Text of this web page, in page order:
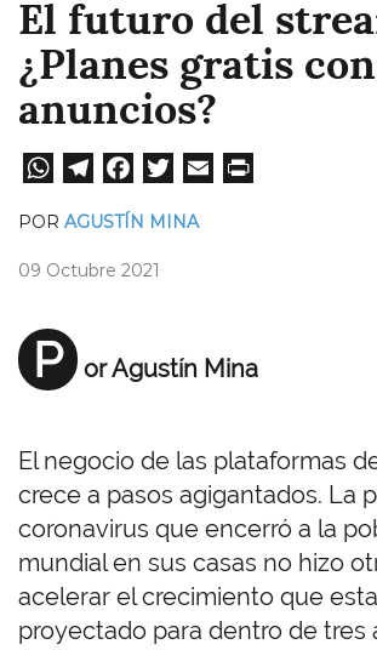
El futuro del
¿Planes gratis con
anuncios?
W
A
pp
Te
a
Fa
ok
POR AGUSTÍN MINA
09 Octubre 2021
P or Agustín Mina
El negocio de las plataformas
crece a pasos agigantados. La
coronavirus que encerró a la
mundial en sus casas no hizo
acelerar el crecimiento que
proyectado para dentro de tres